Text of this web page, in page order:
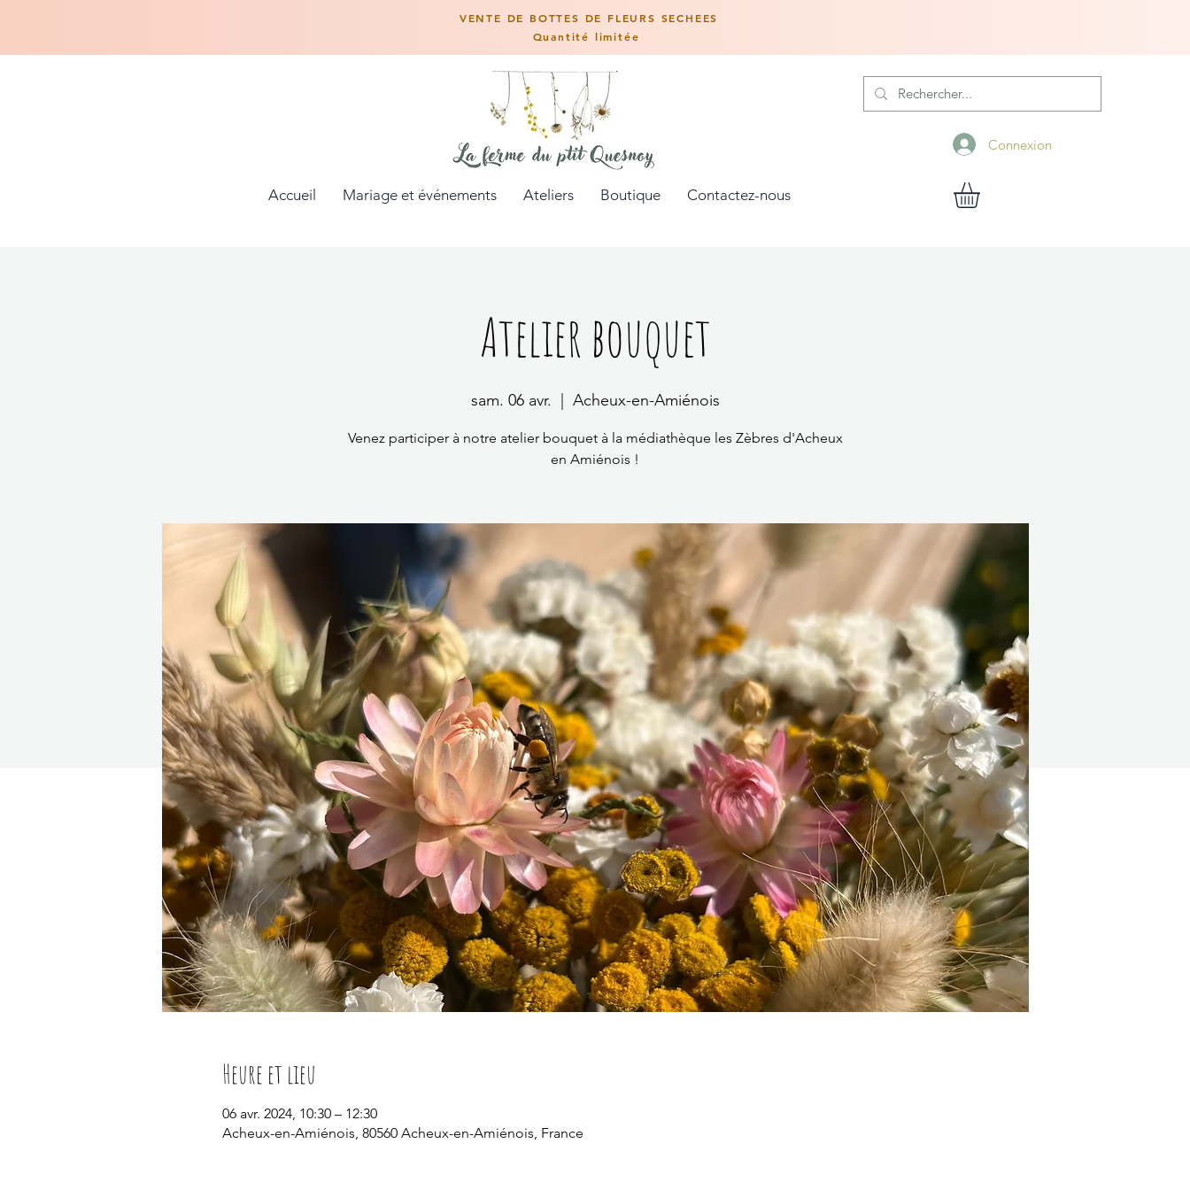
VENTE DE BOTTES DE FLEURS SECHEES
Quantité limitée
Connexion
Accueil Mariage et événements Ateliers Boutique Contactez-nous
Atelier bouquet
sam. 06 avr. Acheux-en-Amiénois
Venez participer à notre atelier bouquet à la médiathèque les Zèbres d'Acheux
en Amiénois !
Heure et lieu
06 avr. 2024, 10:30 – 12:30
Acheux-en-Amiénois, 80560 Acheux-en-Amiénois, France